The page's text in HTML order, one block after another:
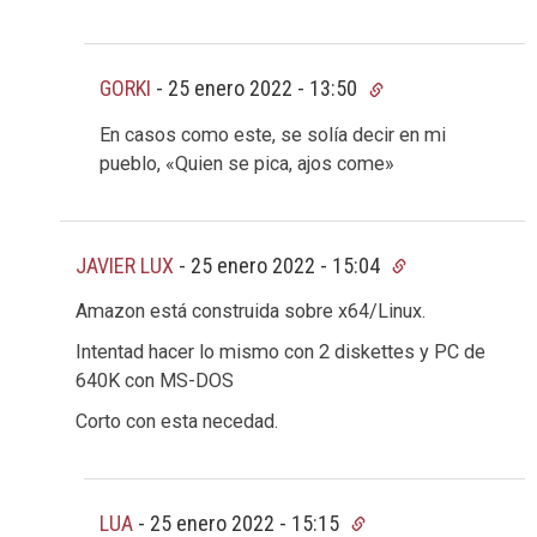
GORKI - 25 enero 2022 - 13:50
En casos como este, se solía decir en mi
pueblo, «Quien se pica, ajos come»
JAVIER LUX - 25 enero 2022 - 15:04
Amazon está construida sobre x64/Linux.
Intentad hacer lo mismo con 2 diskettes y PC de
640K con MS-DOS
Corto con esta necedad.
LUA - 25 enero 2022 - 15:15